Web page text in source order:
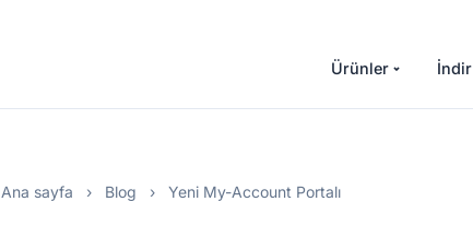
Ürünler İndir
Ana sayfa › Blog › Yeni My-Account Portalı